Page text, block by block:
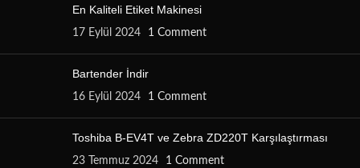
En Kaliteli Etiket Makinesi
17 Eylül 2024 1 Comment
Bartender İndir
16 Eylül 2024 1 Comment
Toshiba B-EV4T ve Zebra ZD220T Karşılaştırması
23 Temmuz 2024 1 Comment